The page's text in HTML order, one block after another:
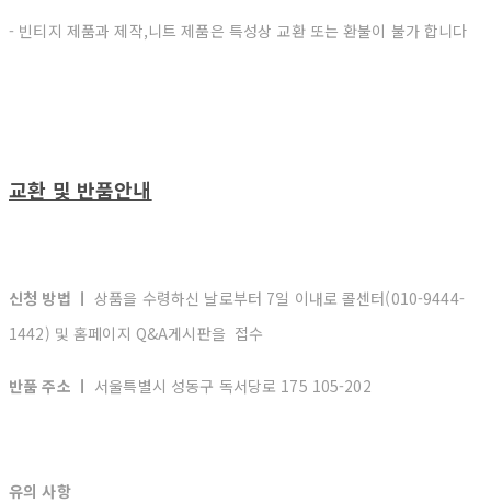
- 빈티지 제품과 제작,니트 제품은 특성상 교환 또는 환불이 불가 합니다
교환 및 반품안내
신청 방법 ㅣ상품을 수령하신 날로부터 7일 이내로 콜센터(010-9444-
1442) 및 홈페이지 Q&A게시판을 접수
반품 주소 ㅣ 서울특별시 성동구 독서당로 175 105-202
유의 사항